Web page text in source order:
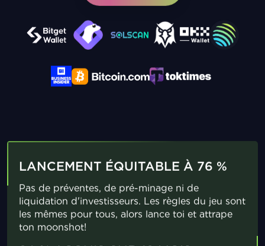
LANCEMENT ÉQUITABLE À 76 %
Pas de préventes, de pré-minage ni de
liquidation d'investisseurs. Les règles du jeu sont
les mêmes pour tous, alors lance toi et attrape
ton moonshot!